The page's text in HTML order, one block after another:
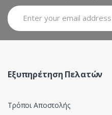
Εξυπηρέτηση Πελατών
Τρόποι Αποστολής